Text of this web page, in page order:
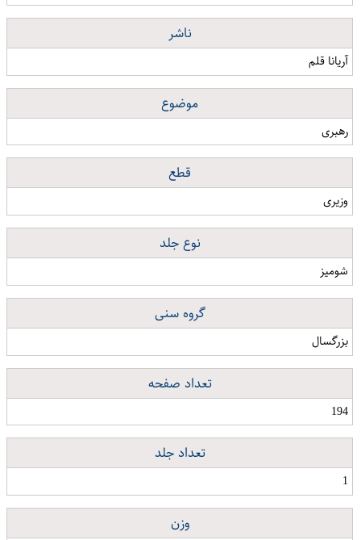
ناشر
آریانا قلم
موضوع
رهبری
قطع
وزیری
نوع جلد
شومیز
گروه سنی
بزرگسال
تعداد صفحه
194
تعداد جلد
1
وزن